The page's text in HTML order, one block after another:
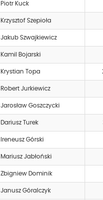
Piotr Kuck
Krzysztof Szepioła
Jakub Szwajkiewicz
Kamil Bojarski
Krystian Topa
Robert Jurkiewicz
Jarosław Goszczycki
Dariusz Turek
Ireneusz Górski
Mariusz Jabłoński
Zbigniew Dominik
Janusz Góralczyk